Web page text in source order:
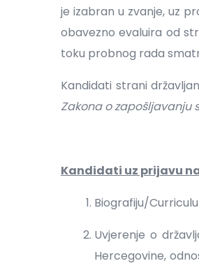
je izabran u zvanje, uz
obavezno evaluira od
toku probnog rada
Kandidati strani
Zakona o zapošljavanju
Kandidati uz prijavu
Biografiju/
Uvjerenje o
Hercegovine,